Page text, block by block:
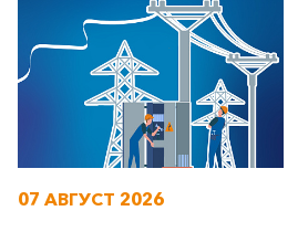
Заказать обратный звонок
07 АВГУСТ 2026